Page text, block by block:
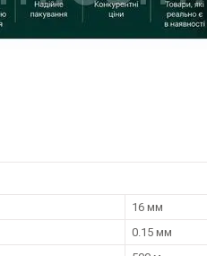
16 мм
0.15 мм